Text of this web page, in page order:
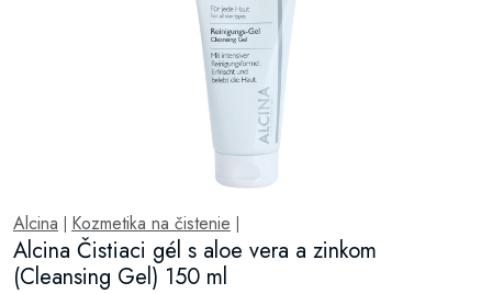
Alcina Kozmetika na čistenie
Alcina Čistiaci gél s aloe vera a zinkom
(Cleansing Gel) 150 ml